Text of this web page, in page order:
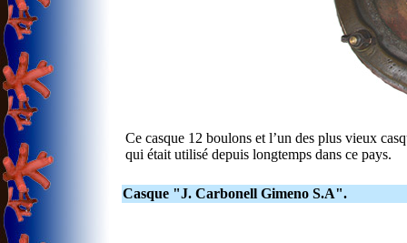
Ce casque 12 boulons et l’un des plus vieux
qui était utilisé depuis longtemps dans ce pays.
Casque "J. Carbonell Gimeno S.A".